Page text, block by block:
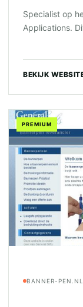
Specialist op
Applications.
BEKIJK
PREMIUM
BANNER-PEN.NL